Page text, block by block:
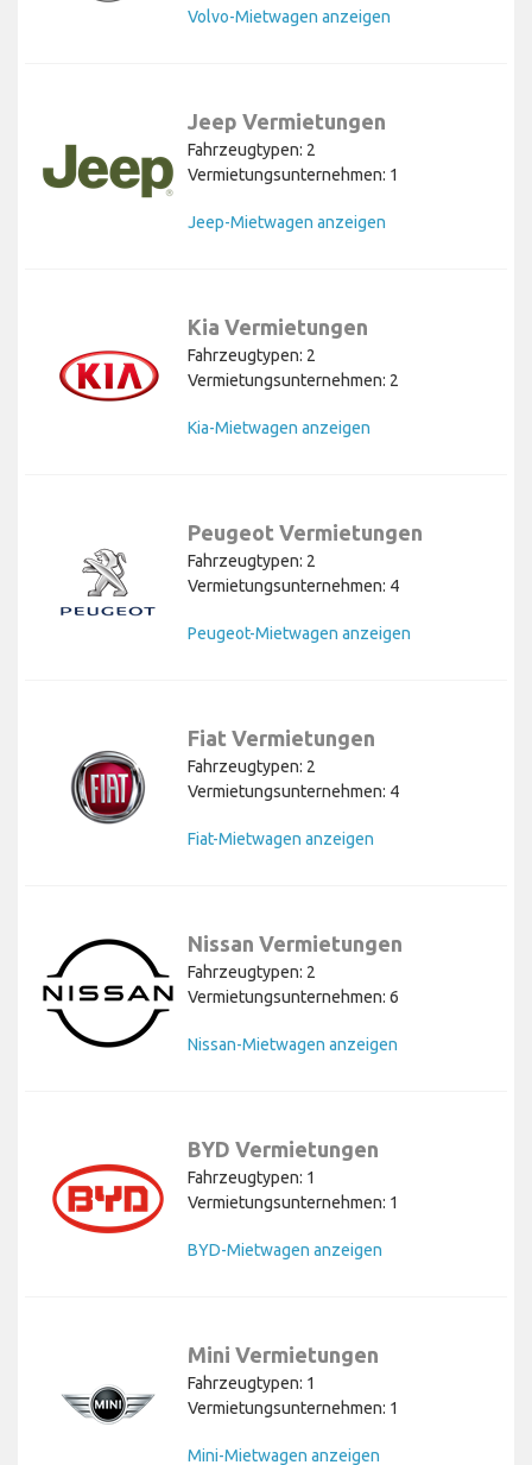
Volvo-Mietwagen anzeigen
Jeep Vermietungen
Fahrzeugtypen: 2
Vermietungsunternehmen: 1
Jeep-Mietwagen anzeigen
Kia Vermietungen
Fahrzeugtypen: 2
Vermietungsunternehmen: 2
Kia-Mietwagen anzeigen
Peugeot Vermietungen
Fahrzeugtypen: 2
Vermietungsunternehmen: 4
Peugeot-Mietwagen anzeigen
Fiat Vermietungen
Fahrzeugtypen: 2
Vermietungsunternehmen: 4
Fiat-Mietwagen anzeigen
Nissan Vermietungen
Fahrzeugtypen: 2
Vermietungsunternehmen: 6
Nissan-Mietwagen anzeigen
BYD Vermietungen
Fahrzeugtypen: 1
Vermietungsunternehmen: 1
BYD-Mietwagen anzeigen
Mini Vermietungen
Fahrzeugtypen: 1
Vermietungsunternehmen: 1
Mini-Mietwagen anzeigen